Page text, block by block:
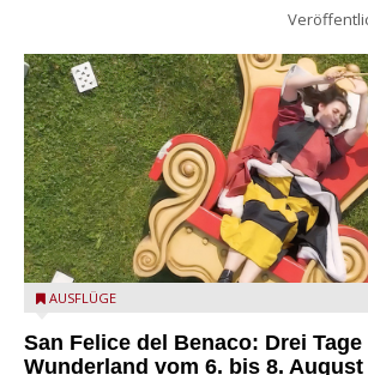
San Felice del Benaco: Drei Tage im
AUSFLÜGE
San Felice del Benaco: Drei Tage
Wunderland vom 6. bis 8. August